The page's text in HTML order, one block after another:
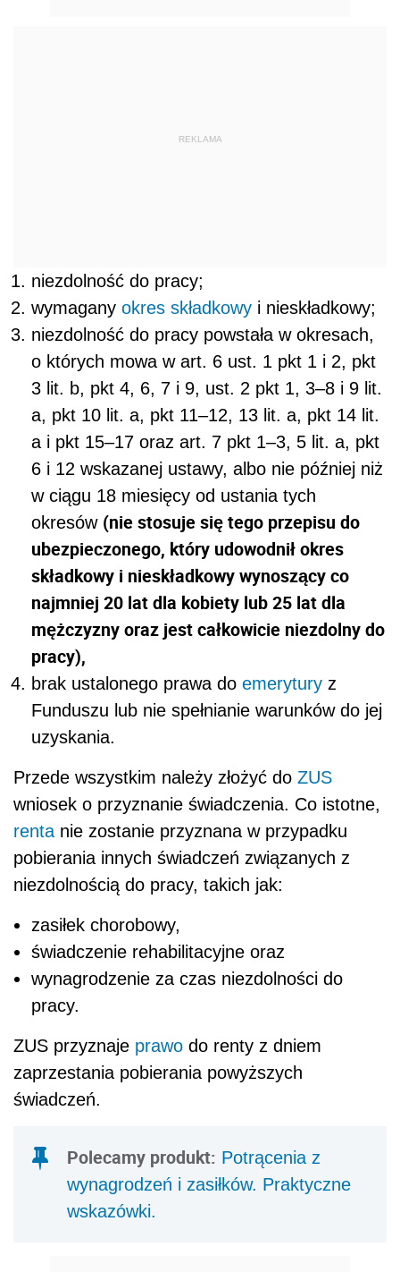
REKLAMA
niezdolność do pracy;
wymagany okres składkowy i nieskładkowy;
niezdolność do pracy powstała w okresach,
o których mowa w art. 6 ust. 1 pkt 1 i 2, pkt
3 lit. b, pkt 4, 6, 7 i 9, ust. 2 pkt 1, 3–8 i 9 lit.
a, pkt 10 lit. a, pkt 11–12, 13 lit. a, pkt 14 lit.
a i pkt 15–17 oraz art. 7 pkt 1–3, 5 lit. a, pkt
6 i 12 wskazanej ustawy, albo nie później niż
w ciągu 18 miesięcy od ustania tych
okresów (nie stosuje się tego przepisu do
ubezpieczonego, który udowodnił okres
składkowy i nieskładkowy wynoszący co
najmniej 20 lat dla kobiety lub 25 lat dla
mężczyzny oraz jest całkowicie niezdolny do
pracy),
brak ustalonego prawa do emerytury z
Funduszu lub nie spełnianie warunków do jej
uzyskania.
Przede wszystkim należy złożyć do ZUS
wniosek o przyznanie świadczenia. Co istotne,
renta nie zostanie przyznana w przypadku
pobierania innych świadczeń związanych z
niezdolnością do pracy, takich jak:
zasiłek chorobowy,
świadczenie rehabilitacyjne oraz
wynagrodzenie za czas niezdolności do
pracy.
ZUS przyznaje prawo do renty z dniem
zaprzestania pobierania powyższych
świadczeń.
Polecamy produkt: Potrącenia z
wynagrodzeń i zasiłków. Praktyczne
wskazówki.